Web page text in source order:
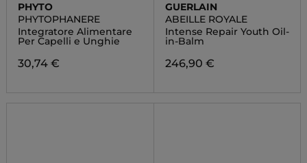
PHYTO
PHYTOPHANERE
Integratore Alimentare
Per Capelli e Unghie
30,74 €
GUERLAIN
ABEILLE ROYALE
Intense Repair Youth Oil-
in-Balm
246,90 €